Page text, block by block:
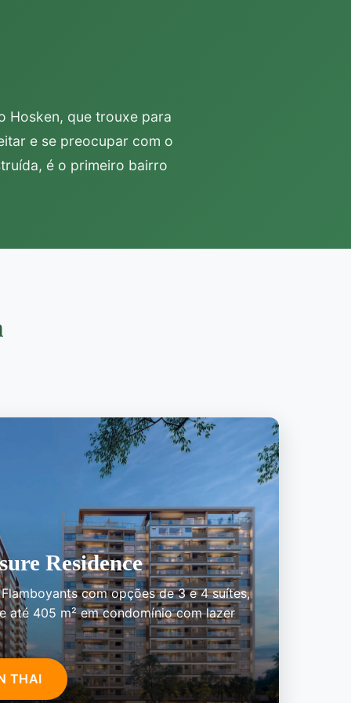
Hosken, que trouxe para
e se preocupar com o
é o primeiro bairro
Residence
com opções de 3 e 4 suítes,
até 405 m² em condomínio com lazer
THAI